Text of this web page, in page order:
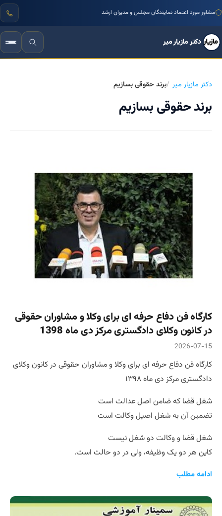
مشاور مورد اعتماد نمایندگان مجلس و مدیران ارشد
دکتر مازیار میر
دکتر مازیار میر برند حقوقی بسازیم
برند حقوقی بسازیم
کارگاه فن دفاع حرفه ای برای وکلا و مشاوران حقوقی
در کانون وکلای دادگستری مرکز دی ماه 1398
2026-07-15
کارگاه فن دفاع حرفه ای برای وکلا و مشاوران حقوقی در کانون وکلای
دادگستری مرکز دی ماه ۱۳۹۸
شغل قضا که ضامن اصل عدالت است
تضمین آن به شغل اصیل وکالت است
شغل قضا و وکالت دو شغل نیست
کاین هر دو یک وظیفه، ولی در دو حالت است.
ادامه مطلب